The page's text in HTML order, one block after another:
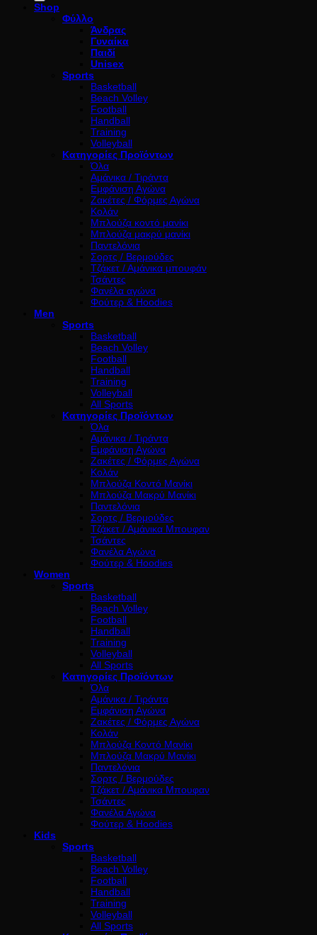
Shop
Φύλλο
Άνδρας
Γυναίκα
Παιδί
Unisex
Sports
Basketball
Beach Volley
Football
Handball
Training
Volleyball
Κατηγορίες Προϊόντων
Όλα
Αμάνικα / Τιράντα
Εμφάνιση Αγώνα
Ζακέτες / Φόρμες Αγώνα
Κολάν
Μπλούζα κοντό μανίκι
Μπλούζα μακρύ μανίκι
Παντελόνια
Σορτς / Βερμούδες
Τζάκετ / Αμάνικα μπουφάν
Τσάντες
Φανέλα αγώνα
Φούτερ & Hoodies
Men
Sports
Basketball
Beach Volley
Football
Handball
Training
Volleyball
All Sports
Κατηγορίες Προϊόντων
Όλα
Αμάνικα / Τιράντα
Εμφάνιση Αγώνα
Ζακέτες / Φόρμες Αγώνα
Κολάν
Μπλούζα Κοντό Μανίκι
Μπλούζα Μακρύ Μανίκι
Παντελόνια
Σορτς / Βερμούδες
Τζάκετ / Αμάνικα Μπουφαν
Τσάντες
Φανέλα Αγώνα
Φούτερ & Hoodies
Women
Sports
Basketball
Beach Volley
Football
Handball
Training
Volleyball
All Sports
Κατηγορίες Προϊόντων
Όλα
Αμάνικα / Τιράντα
Εμφάνιση Αγώνα
Ζακέτες / Φόρμες Αγώνα
Κολάν
Μπλούζα Κοντό Μανίκι
Μπλούζα Μακρύ Μανίκι
Παντελόνια
Σορτς / Βερμούδες
Τζάκετ / Αμάνικα Μπουφαν
Τσάντες
Φανέλα Αγώνα
Φούτερ & Hoodies
Kids
Sports
Basketball
Beach Volley
Football
Handball
Training
Volleyball
All Sports